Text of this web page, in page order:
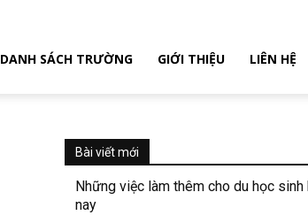
DANH SÁCH TRƯỜNG GIỚI THIỆU LIÊN HỆ
Bài viết mới
Những việc làm thêm cho du học sinh
nay